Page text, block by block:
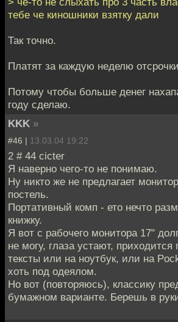
тебе че киношники взятку дали
Так точно.
Платят за каждую неделю
Потому чтобы больше денег
году сделаю.
KKK »
#46 | 13.03.04 19:22
2 # 44 cicter
Я наверно чего-то не понимаю.
Ну никто же не предлагает
постель.
Портативный комп - ето нечто
книжку.
Я вот с рабочего монитора 17"
не могу, глаза устают, приходится
тексты или на ноутбук, или на
хоть под одеялом.
Но вот (повторяюсь), классику
бумажном варианте. Берешь в